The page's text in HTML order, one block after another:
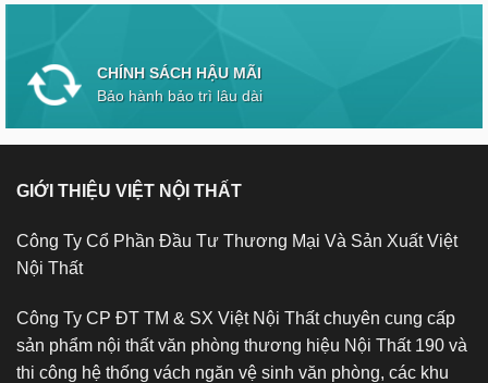
CHÍNH SÁCH HẬU MÃI
Bảo hành bảo trì lâu dài
GIỚI THIỆU VIỆT NỘI THẤT
Công Ty Cổ Phần Đầu Tư Thương Mại Và Sản Xuất Việt
Nội Thất
Công Ty CP ĐT TM & SX Việt Nội Thất chuyên cung cấp
sản phẩm nội thất văn phòng thương hiệu Nội Thất 190 và
thi công hệ thống vách ngăn vệ sinh văn phòng, các khu